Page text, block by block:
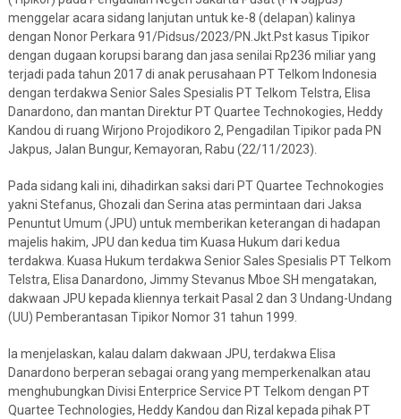
menggelar acara sidang lanjutan untuk ke-8 (delapan) kalinya
dengan Nonor Perkara 91/Pidsus/2023/PN.Jkt.Pst kasus Tipikor
dengan dugaan korupsi barang dan jasa senilai Rp236 miliar yang
terjadi pada tahun 2017 di anak perusahaan PT Telkom Indonesia
dengan terdakwa Senior Sales Spesialis PT Telkom Telstra, Elisa
Danardono, dan mantan Direktur PT Quartee Technokogies, Heddy
Kandou di ruang Wirjono Projodikoro 2, Pengadilan Tipikor pada PN
Jakpus, Jalan Bungur, Kemayoran, Rabu (22/11/2023).
Pada sidang kali ini, dihadirkan saksi dari PT Quartee Technokogies
yakni Stefanus, Ghozali dan Serina atas permintaan dari Jaksa
Penuntut Umum (JPU) untuk memberikan keterangan di hadapan
majelis hakim, JPU dan kedua tim Kuasa Hukum dari kedua
terdakwa. Kuasa Hukum terdakwa Senior Sales Spesialis PT Telkom
Telstra, Elisa Danardono, Jimmy Stevanus Mboe SH mengatakan,
dakwaan JPU kepada kliennya terkait Pasal 2 dan 3 Undang-Undang
(UU) Pemberantasan Tipikor Nomor 31 tahun 1999.
Ia menjelaskan, kalau dalam dakwaan JPU, terdakwa Elisa
Danardono berperan sebagai orang yang memperkenalkan atau
menghubungkan Divisi Enterprice Service PT Telkom dengan PT
Quartee Technologies, Heddy Kandou dan Rizal kepada pihak PT